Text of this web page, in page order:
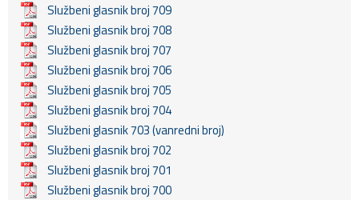
Službeni glasnik broj 709
Službeni glasnik broj 708
Službeni glasnik broj 707
Službeni glasnik broj 706
Službeni glasnik broj 705
Službeni glasnik broj 704
Službeni glasnik 703 (vanredni broj)
Službeni glasnik broj 702
Službeni glasnik broj 701
Službeni glasnik broj 700